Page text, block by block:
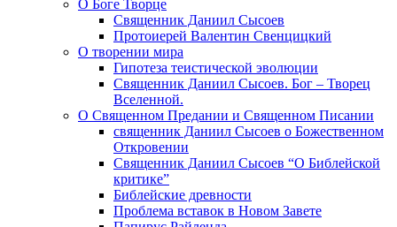
О Боге Творце
Священник Даниил Сысоев
Протоиерей Валентин Свенцицкий
О творении мира
Гипотеза теистической эволюции
Священник Даниил Сысоев. Бог – Творец
Вселенной.
О Священном Предании и Священном Писании
священник Даниил Сысоев о Божественном
Откровении
Священник Даниил Сысоев “О Библейской
критике”
Библейские древности
Проблема вставок в Новом Завете